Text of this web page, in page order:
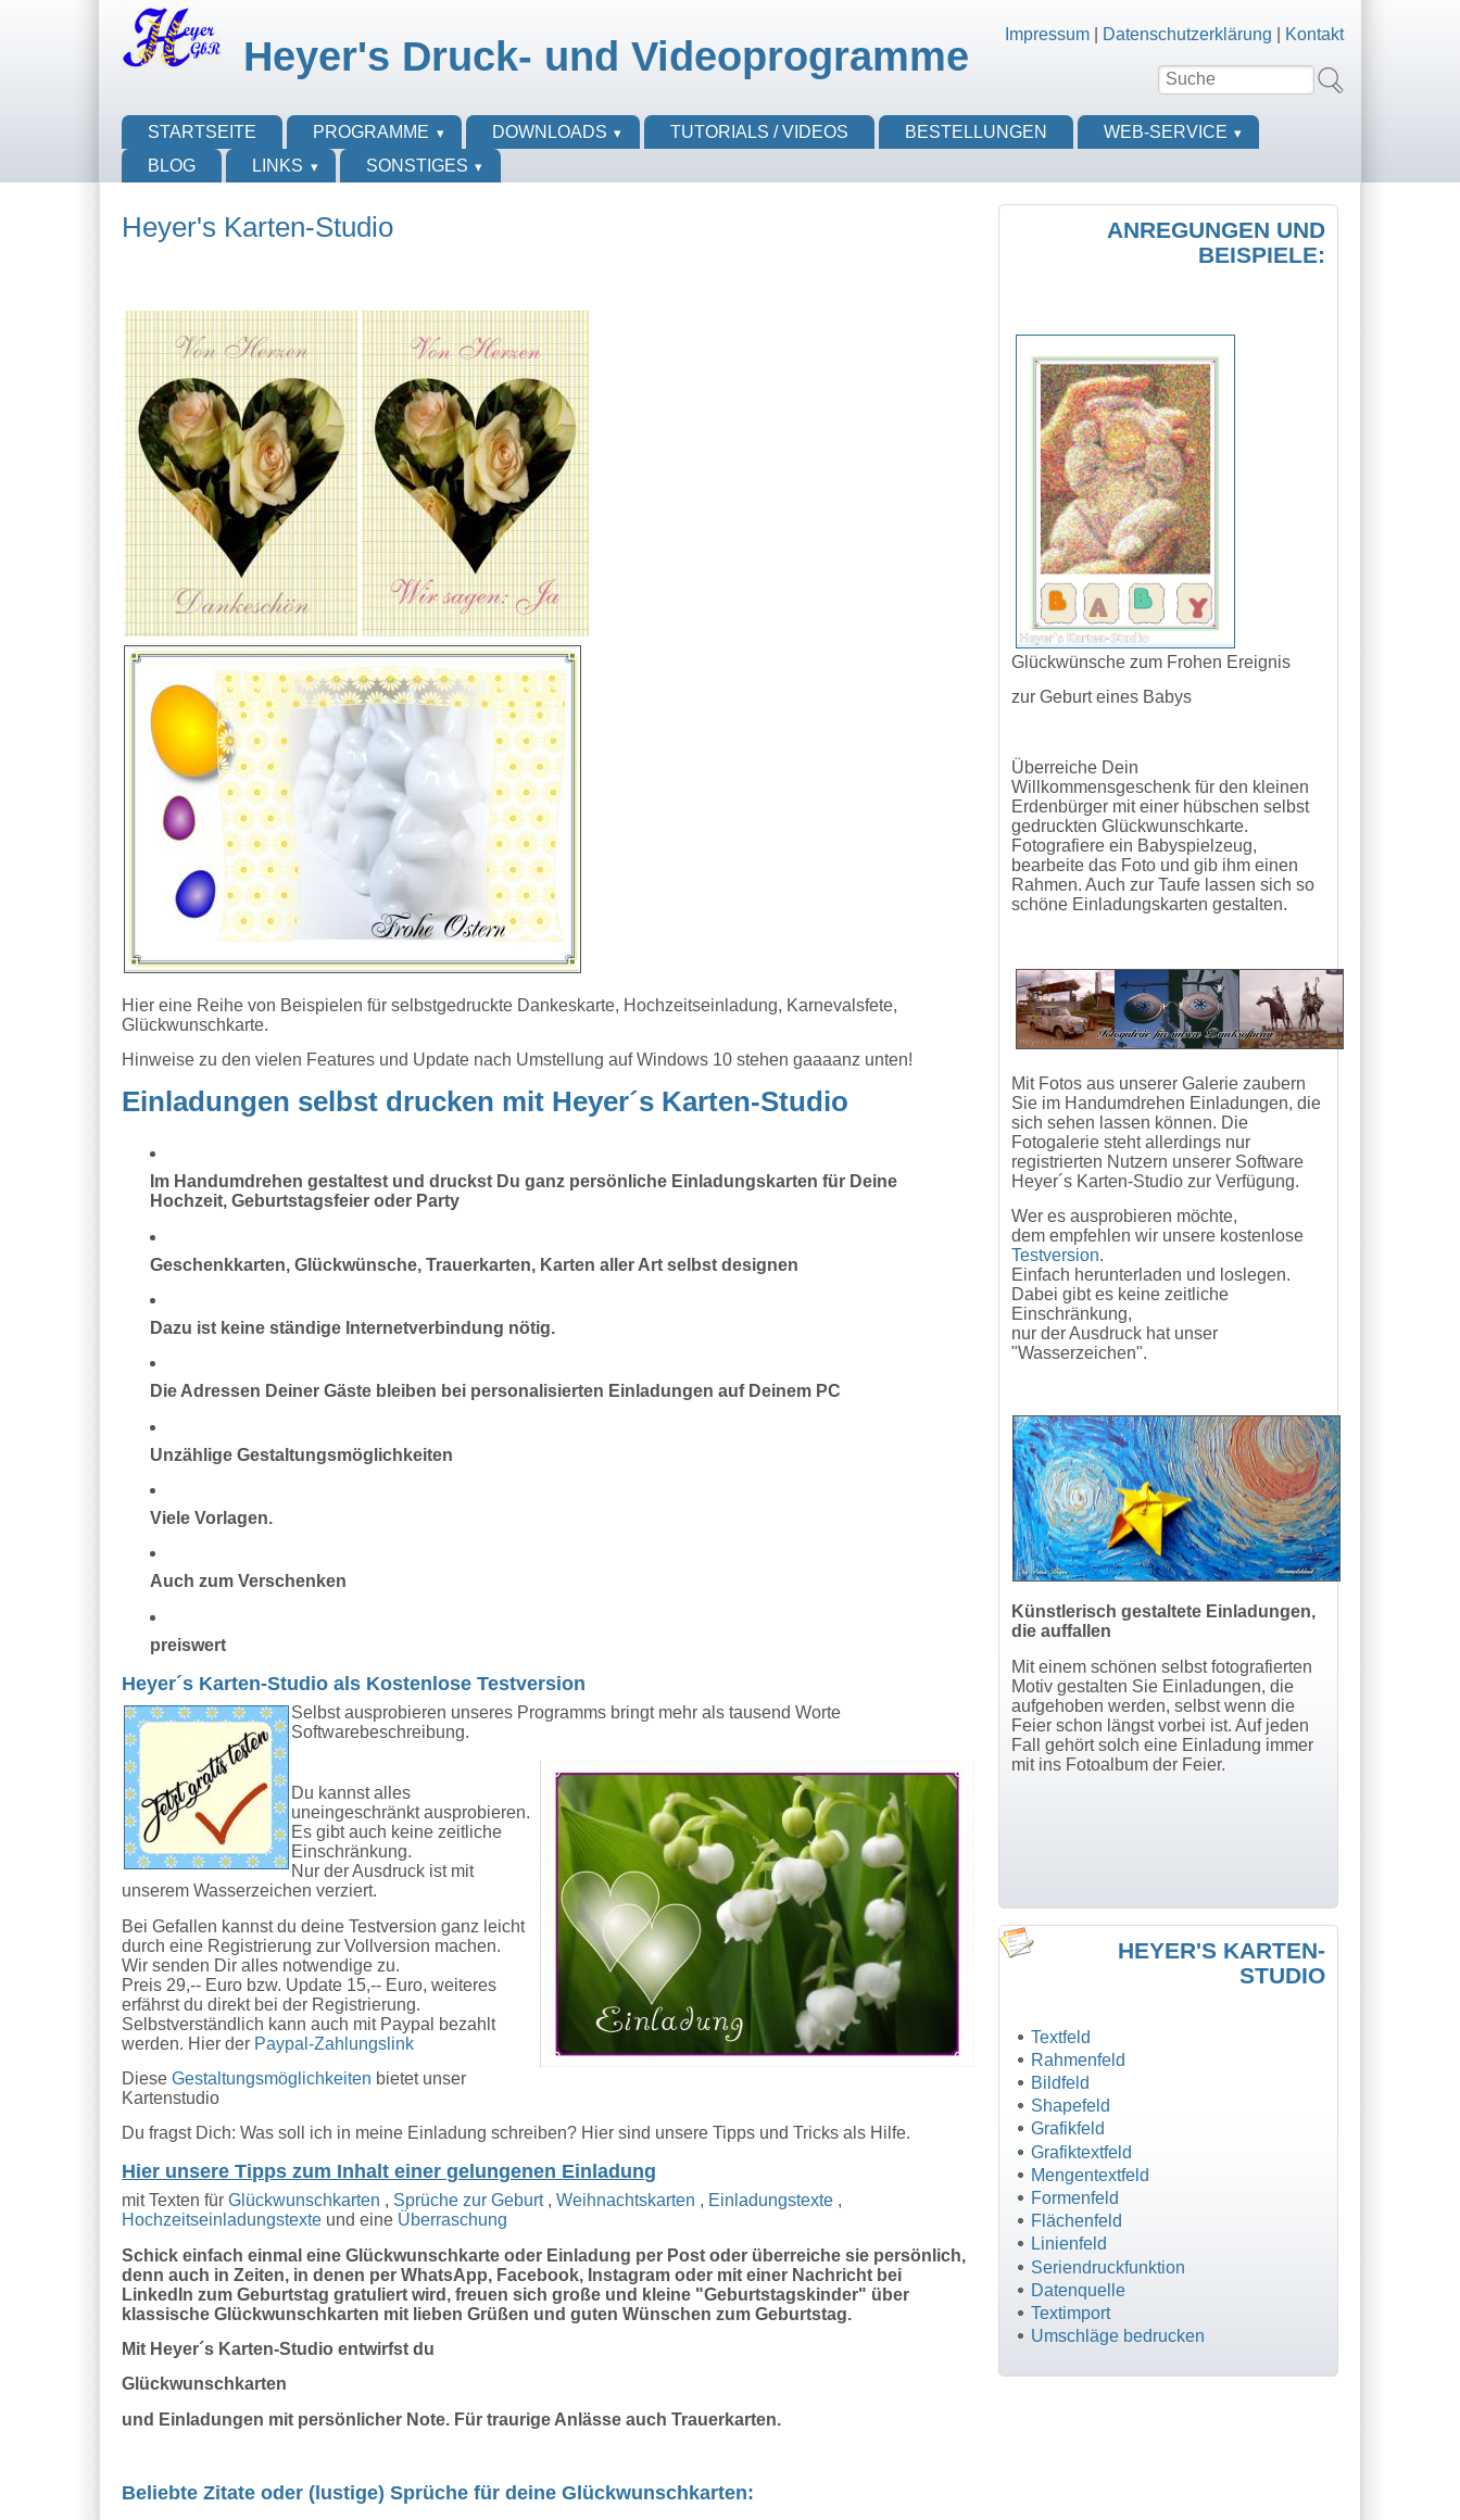
Impressum| Datenschutzerklärung Kontakt
Suche
Heyer's Druck- und Videoprogramme
HauptmenüSTARTSEITE PROGRAMME DOWNLOADS TUTORIALS / VIDEOS BESTELLUNGEN
WEB-SERVICE
BLOG
LINKS SONSTIGES
Heyer's Karten-Studio
Hier eine Reihe von Beispielen für selbstgedruckte Dankeskarte, Hochzeitseinladung, Karnevalsfete,
Glückwunschkarte.
Hinweise zu den vielen Features und Update nach Umstellung auf Windows 10 stehen gaaaanz unten!
Einladungen selbst drucken mit Heyer´s Karten-Studio
Im Handumdrehen gestaltest und druckst Du ganz persönliche Einladungskarten für Deine
Hochzeit, Geburtstagsfeier oder Party
Geschenkkarten, Glückwünsche, Trauerkarten, Karten aller Art selbst designen
Dazu ist keine ständige Internetverbindung nötig.
Die Adressen Deiner Gäste bleiben bei personalisierten Einladungen auf Deinem PC
Unzählige Gestaltungsmöglichkeiten
Viele Vorlagen.
Auch zum Verschenken
preiswert
Heyer´s Karten-Studio als Kostenlose Testversion
Selbst ausprobieren unseres Programms bringt mehr als tausend Worte
Softwarebeschreibung.
Du kannst alles
uneingeschränkt ausprobieren.
Es gibt auch keine zeitliche
Einschränkung.
Nur der Ausdruck ist mit
unserem Wasserzeichen verziert.
Bei Gefallen kannst du deine Testversion ganz leicht
durch eine Registrierung zur Vollversion machen.
Wir senden Dir alles notwendige zu.
Preis 29,-- Euro bzw. Update 15,-- Euro, weiteres
erfährst du direkt bei der Registrierung.
Selbstverständlich kann auch mit Paypal bezahlt
werden. Hier der Paypal-Zahlungslink
DieseGestaltungsmöglichkeiten bietet unser
Kartenstudio
Du fragst Dich: Was soll ich in meine Einladung schreiben? Hier sind unsere Tipps und Tricks als Hilfe.
Hier unsere Tipps zum Inhalt einer gelungenen Einladung
mit Texten fürGlückwunschkarten , Sprüche zur Geburt ,Weihnachtskarten , Einladungstexte ,
Hochzeitseinladungstexte und eine Überraschung
Schick einfach einmal eine Glückwunschkarte oder Einladung per Post oder überreiche sie persönlich,
denn auch in Zeiten, in denen per WhatsApp, Facebook, Instagram oder mit einer Nachricht bei
LinkedIn zum Geburtstag gratuliert wird, freuen sich große und kleine "Geburtstagskinder" über
klassische Glückwunschkarten mit lieben Grüßen und guten Wünschen zum Geburtstag.
Mit Heyer´s Karten-Studio entwirfst du
Glückwunschkarten
und Einladungen mit persönlicher Note. Für traurige Anlässe auch Trauerkarten.
Beliebte Zitate oder (lustige) Sprüche für deine Glückwunschkarten:
ANREGUNGEN UND
BEISPIELE:
Glückwünsche zum Frohen Ereignis
zur Geburt eines Babys
Überreiche Dein
Willkommensgeschenk für den kleinen
Erdenbürger mit einer hübschen selbst
gedruckten Glückwunschkarte.
Fotografiere ein Babyspielzeug,
bearbeite das Foto und gib ihm einen
Rahmen. Auch zur Taufe lassen sich so
schöne Einladungskarten gestalten.
Mit Fotos aus unserer Galerie zaubern
Sie im Handumdrehen Einladungen, die
sich sehen lassen können. Die
Fotogalerie steht allerdings nur
registrierten Nutzern unserer Software
Heyer´s Karten-Studio zur Verfügung.
Wer es ausprobieren möchte,
dem empfehlen wir unsere kostenlose
Testversion.
Einfach herunterladen und loslegen.
Dabei gibt es keine zeitliche
Einschränkung,
nur der Ausdruck hat unser
"Wasserzeichen".
Künstlerisch gestaltete Einladungen,
die auffallen
Mit einem schönen selbst fotografierten
Motiv gestalten Sie Einladungen, die
aufgehoben werden, selbst wenn die
Feier schon längst vorbei ist. Auf jeden
Fall gehört solch eine Einladung immer
mit ins Fotoalbum der Feier.
HEYER'S KARTEN-
STUDIO
Textfeld
Rahmenfeld
Bildfeld
Shapefeld
Grafikfeld
Grafiktextfeld
Mengentextfeld
Formenfeld
Flächenfeld
Linienfeld
Seriendruckfunktion
Datenquelle
Textimport
Umschläge bedrucken